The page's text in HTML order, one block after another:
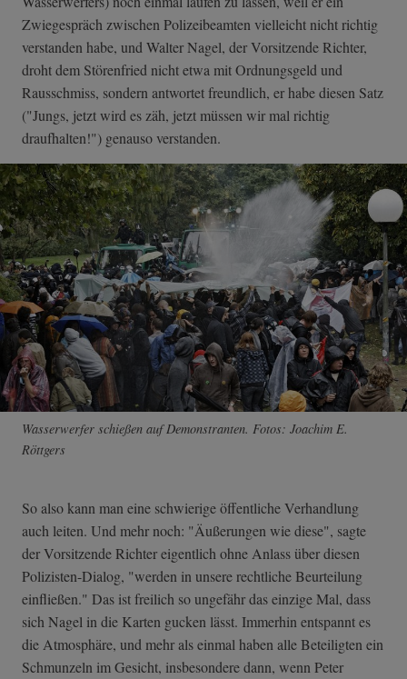
Zwiegespräch zwischen Polizeibeamten vielleicht nicht richtig
verstanden habe, und Walter Nagel, der Vorsitzende Richter,
droht dem Störenfried nicht etwa mit Ordnungsgeld und
Rausschmiss, sondern antwortet freundlich, er habe diesen Satz
("Jungs, jetzt wird es zäh, jetzt müssen wir mal richtig
draufhalten!") genauso verstanden.
Wasserwerfer schießen auf Demonstranten. Fotos: Joachim E.
Röttgers
So also kann man eine schwierige öffentliche Verhandlung
auch leiten. Und mehr noch: "Äußerungen wie diese", sagte
der Vorsitzende Richter eigentlich ohne Anlass über diesen
Polizisten-Dialog, "werden in unsere rechtliche Beurteilung
einfließen." Das ist freilich so ungefähr das einzige Mal, dass
sich Nagel in die Karten gucken lässt. Immerhin entspannt es
die Atmosphäre, und mehr als einmal haben alle Beteiligten ein
Schmunzeln im Gesicht, insbesondere dann, wenn Peter